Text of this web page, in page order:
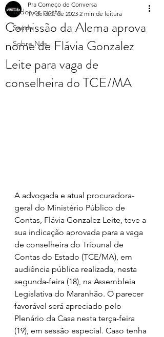
Todos os posts
Saúde
Sobre Nós
Comissão da Alema aprova
nome de Flávia Gonzalez
Leite para vaga de
conselheira do TCE/MA
Pra Começo de Conversa
19 de dez. de 2023 2 min de leitura
A advogada e atual procuradora-
geral do Ministério Público de
Contas, Flávia Gonzalez Leite, teve a
sua indicação aprovada para a vaga
de conselheira do Tribunal de
Contas do Estado (TCE/MA), em
audiência pública realizada, nesta
segunda-feira (18), na Assembleia
Legislativa do Maranhão. O parecer
favorável será apreciado pelo
Plenário da Casa nesta terça-feira
(19), em sessão especial. Caso tenha